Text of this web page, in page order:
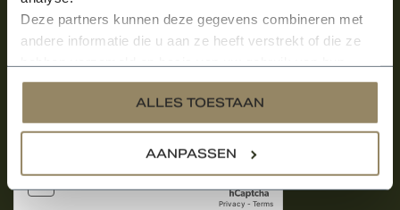
Deze partners kunnen deze gegevens combineren met
andere informatie die u aan ze heeft verstrekt of die ze
services.
ALLES TOESTAAN
AANPASSEN
over onze kempische bouwstijl!
Aanmelden voor de nieuwsbrief